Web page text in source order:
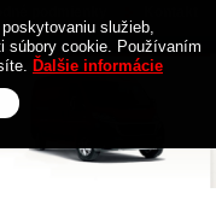
služieb,
súbory cookie. Používaním
Ďalšie informácie